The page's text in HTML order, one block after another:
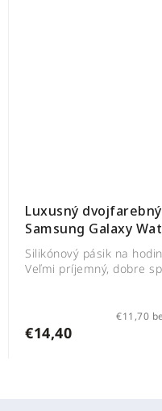
Luxusný
Samsung Galaxy
€11,70
€14,40
Silikónový pásik na
Veľmi príjemný, dobre